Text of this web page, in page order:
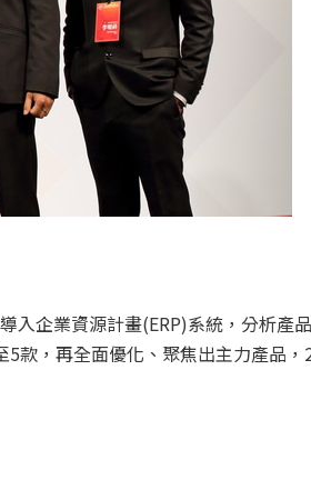
入企業資源計畫(ERP)系統，分析產
款，再全面優化、聚焦出主力產品